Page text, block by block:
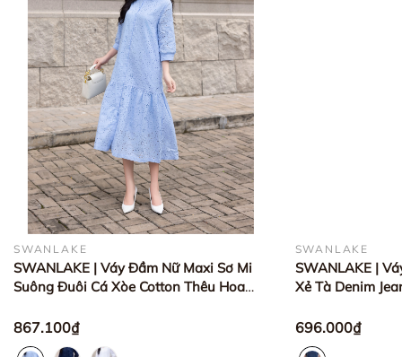
SWANLAKE
SWANLAKE | Váy Đầm Nữ Maxi Sơ Mi
Suông Đuôi Cá Xòe Cotton Thêu Hoa
D12901LW01
867.100₫
SWANLAKE
SWANLAKE |
Xẻ Tà Denim
D12896LW01
696.000₫